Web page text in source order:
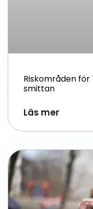
Riskområden för
smittan
Läs mer